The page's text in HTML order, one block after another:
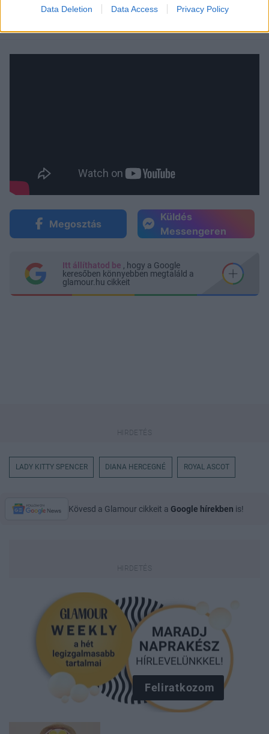
Data Deletion Data Access Privacy Policy
Lady Kitty Spencer egy Dolce & Gabbana ruhában
Megosztás
Küldés
Messengeren
Itt állíthatod be , hogy a Google
keresőben könnyebben megtaláld a
glamour.hu cikkeit
LADY KITTY SPENCER DIANA HERCEGNÉ ROYAL ASCOT
Kövesd a Glamour cikkeit a Google hírekben is!
Feliratkozom